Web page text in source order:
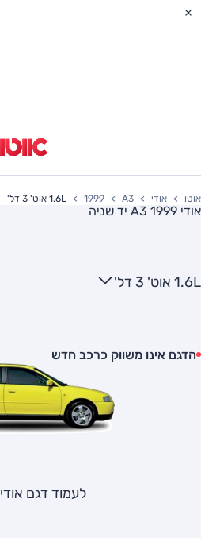
אוטו אודי A3
1999 1.6L אוט' 3 דל'
אודי A3 1999 יד שניה
1.6L אוט' 3 דל'
הדגם אינו משווק כרכב חדש
לעמוד דגם אודי A3